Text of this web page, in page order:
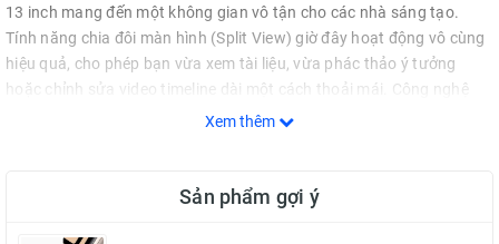
13 inch mang đến một không gian vô tận cho các nhà sáng tạo.
Tính năng chia đôi màn hình (Split View) giờ đây hoạt động vô cùng
hiệu quả, cho phép bạn vừa xem tài liệu, vừa phác thảo ý tưởng
hoặc chỉnh sửa video timeline dài một cách thoải mái. Công nghệ
dải màu rộng P3 và True Tone tái tạo màu sắc chuẩn xác, mang lại
tiến trình 3nm thế hệ mới, chip M4 cung cấp hiệu năng CPU và GPU
ở mức đáng kinh ngạc, vượt xa mọi giới hạn trước đây. Cùng với
Xem thêm
Sản phẩm gợi ý